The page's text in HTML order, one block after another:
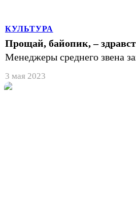
КУЛЬТУРА
Прощай, байопик, –
Менеджеры среднего звена
3 мая 2023